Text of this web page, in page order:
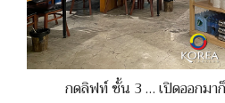
กดลิฟท์ ชั้น 3 … เปิดออกมา